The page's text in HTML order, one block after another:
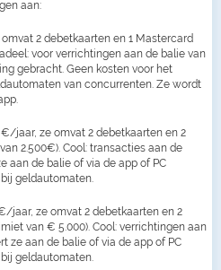
aan:
omvat 2 debetkaarten en 1 Mastercard
voor verrichtingen aan de balie van
gebracht. Geen kosten voor het
van concurrenten. Ze wordt
jaar, ze omvat 2 debetkaarten en 2
2.500€). Cool: transacties aan de
aan de balie of via de app of PC
geldautomaten.
jaar, ze omvat 2 debetkaarten en 2
van € 5.000). Cool: verrichtingen aan
ze aan de balie of via de app of PC
geldautomaten.